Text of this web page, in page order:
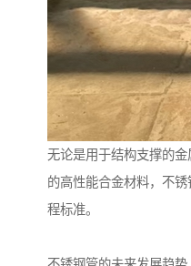
无论是用于结构支撑的
的高性能合金材料，不
程标准。